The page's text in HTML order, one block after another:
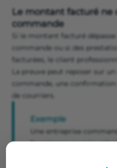
Le montant facturé ne
commande
Si le montant facturé
commande ou si des
facturées, le client
La preuve peut reposer sur
commande, une
de courriers.
Exemple
Une entreprise
fournisseur au prix